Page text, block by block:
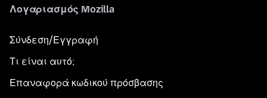
Λογαριασμός Mozilla
Σύνδεση/Εγγραφή
Τι είναι αυτό;
Επαναφορά κωδικού πρόσβασης